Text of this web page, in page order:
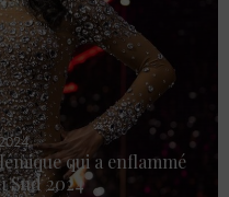
qui a enflammé
Sud 2024